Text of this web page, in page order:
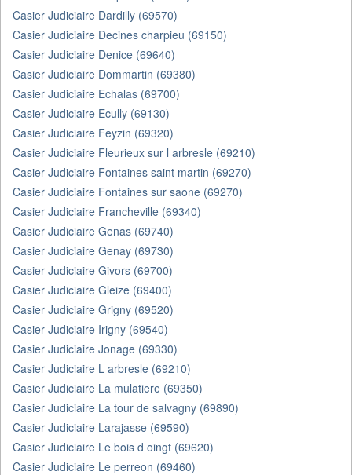
Casier Judiciaire Dardilly (69570)
Casier Judiciaire Decines charpieu (69150)
Casier Judiciaire Denice (69640)
Casier Judiciaire Dommartin (69380)
Casier Judiciaire Echalas (69700)
Casier Judiciaire Ecully (69130)
Casier Judiciaire Feyzin (69320)
Casier Judiciaire Fleurieux sur l arbresle (69210)
Casier Judiciaire Fontaines saint martin (69270)
Casier Judiciaire Fontaines sur saone (69270)
Casier Judiciaire Francheville (69340)
Casier Judiciaire Genas (69740)
Casier Judiciaire Genay (69730)
Casier Judiciaire Givors (69700)
Casier Judiciaire Gleize (69400)
Casier Judiciaire Grigny (69520)
Casier Judiciaire Irigny (69540)
Casier Judiciaire Jonage (69330)
Casier Judiciaire L arbresle (69210)
Casier Judiciaire La mulatiere (69350)
Casier Judiciaire La tour de salvagny (69890)
Casier Judiciaire Larajasse (69590)
Casier Judiciaire Le bois d oingt (69620)
Casier Judiciaire Le perreon (69460)